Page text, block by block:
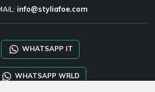
info@styliafoe.com
WHATSAPP IT
WHATSAPP WRLD